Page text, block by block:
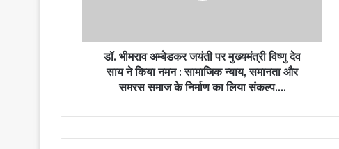
डॉ. भीमराव अम्बेडकर जयंती पर मुख्यमंत्री विष्णु देव
साय ने किया नमन : सामाजिक न्याय, समानता और
समरस समाज के निर्माण का लिया संकल्प….